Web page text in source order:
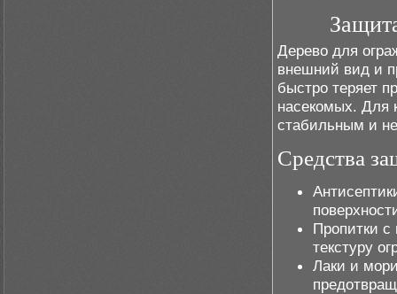
Дерево для
внешний вид и
быстро теряет
насекомых. Для
стабильным и
Средства
Пропитки
текстуру
Лаки и